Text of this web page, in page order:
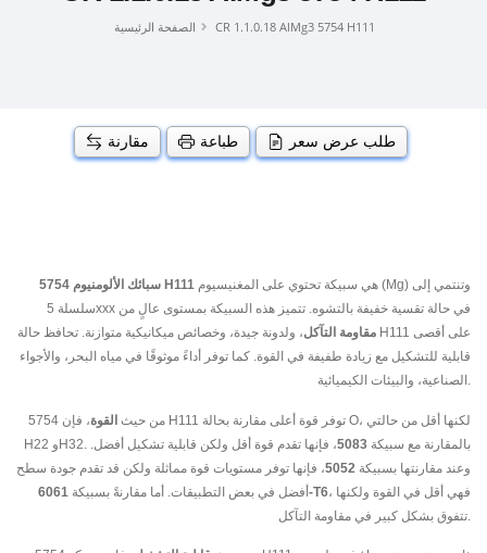
الصفحة الرئيسية CR 1.1.0.18 AlMg3 5754 H111
مقارنة طباعة طلب عرض سعر
سبائك الألومنيوم 5754 H111
سلسلة 5xxx في حالة تقسية خفيفة بالتشوه. تتميز هذه السبيكة بمستوى عالٍ من
مقاومة التآكل، ولدونة جيدة، وخصائص ميكانيكية متوازنة. تحافظ حالة H111 على أقصى
قابلية للتشكيل مع زيادة طفيفة في القوة. كما توفر أداءً موثوقًا في مياه البحر، والأجواء
الصناعية، والبيئات الكيميائية.
من حيث القوة
، فإن 5754 H111 توفر قوة أعلى مقارنة بحالة O، لكنها أقل من حالتي
H22 وH32. بالمقارنة مع سبيكة 5083، فإنها تقدم قوة أقل ولكن قابلية تشكيل أفضل.
وعند مقارنتها بسبيكة 5052، فإنها توفر مستويات قوة مماثلة ولكن قد تقدم جودة سطح
أفضل في بعض التطبيقات. أما مقارنةً بسبيكة6061-T6، فهي أقل في القوة ولكنها